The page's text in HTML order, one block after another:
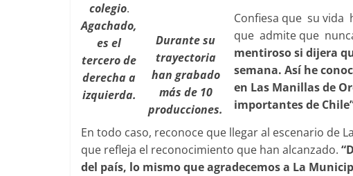
colegio.
Agachado,
es el
tercero de
derecha a
izquierda.
Durante su
trayectoria
han grabado
más de 10
producciones.
Confiesa que su vida
que admite que
mentiroso si dijera
semana. Así he
en Las Manillas de
importantes de
En todo caso, reconoce que llegar al escenario de
que refleja el reconocimiento que han alcanzado.
del país, lo mismo que agradecemos a La